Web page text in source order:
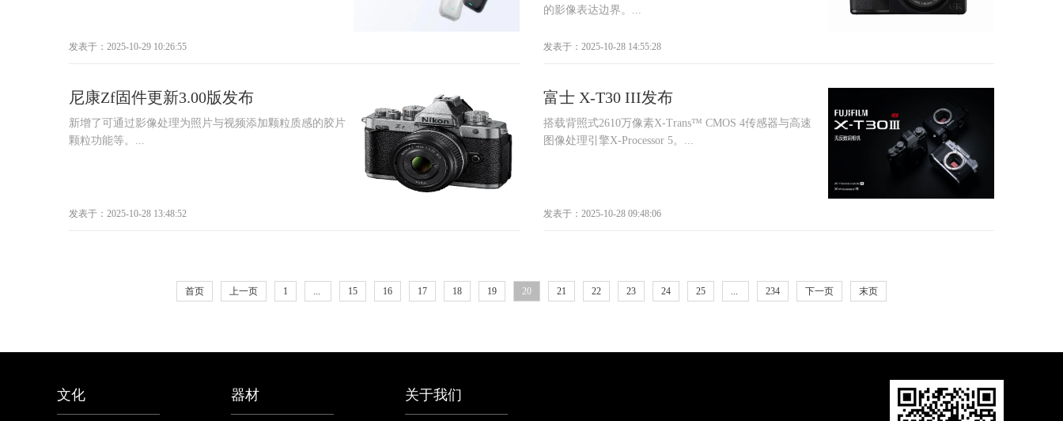
发表于：2025-10-29 10:26:55
的影像表达边界。...
发表于：2025-10-28 14:55:28
尼康Zf固件更新3.00版发布
新增了可通过影像处理为照片与视频添加颗粒质感的胶片
颗粒功能等。...
发表于：2025-10-28 13:48:52
富士 X-T30 III发布
搭载背照式2610万像素X-Trans™ CMOS 4传感器与高速
图像处理引擎X-Processor 5。...
发表于：2025-10-28 09:48:06
首页 上一页 1 ... 15 16 17 18 19 20 21 22 23 24 25 ... 234 下一页 末页
文化 器材 关于我们